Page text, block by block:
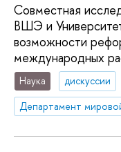
Совместная
ВШЭ и
возможности
международных
Наука
дискуссии
Департамент